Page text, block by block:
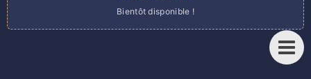
Bientôt disponible !